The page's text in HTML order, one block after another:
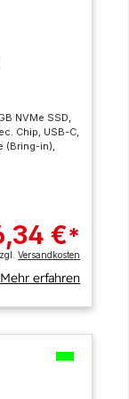
NVMe SSD,
Chip, USB-C,
(Bring-in),
€*
Versandkosten
Mehr erfahren